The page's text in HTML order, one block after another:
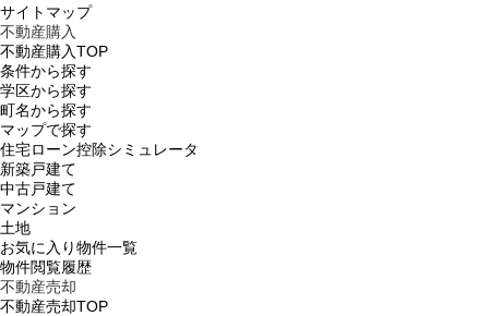
サイトマップ
不動産購入
不動産購入TOP
条件から探す
学区から探す
町名から探す
マップで探す
住宅ローン控除シミュレータ
新築戸建て
中古戸建て
マンション
土地
お気に入り物件一覧
物件閲覧履歴
不動産売却
不動産売却TOP